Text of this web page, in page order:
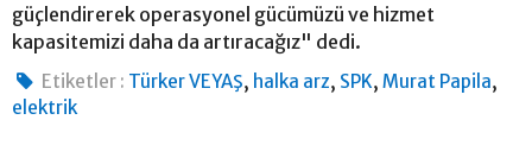
güçlendirerek operasyonel gücümüzü ve hizmet
kapasitemizi daha da artıracağız" dedi.
Etiketler : Türker VEYAŞ, halka arz, SPK,Murat Papila,
elektrik